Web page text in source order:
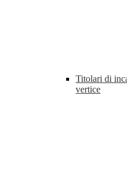
Titolari di
vertice